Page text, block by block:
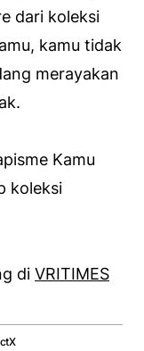
dari koleksi
kamu tidak
merayakan
Kamu
koleksi
di VRITIMES